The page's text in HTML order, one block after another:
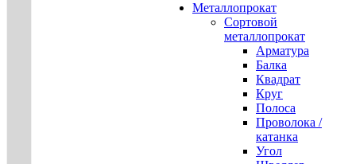
Металлопрокат
Сортовой
металлопрокат
Арматура
Балка
Квадрат
Круг
Полоса
Проволока /
катанка
Угол